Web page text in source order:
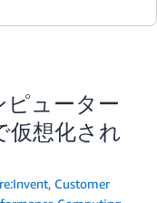
ピューター
仮想化され
, Customer